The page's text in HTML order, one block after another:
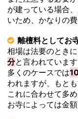
が建っている場合
いため、かなりの
離檀料としてお
相場は法要のとき
分と言われています
多くのケースでは
われますが、もと
これに合わせて多
お寺によっては金